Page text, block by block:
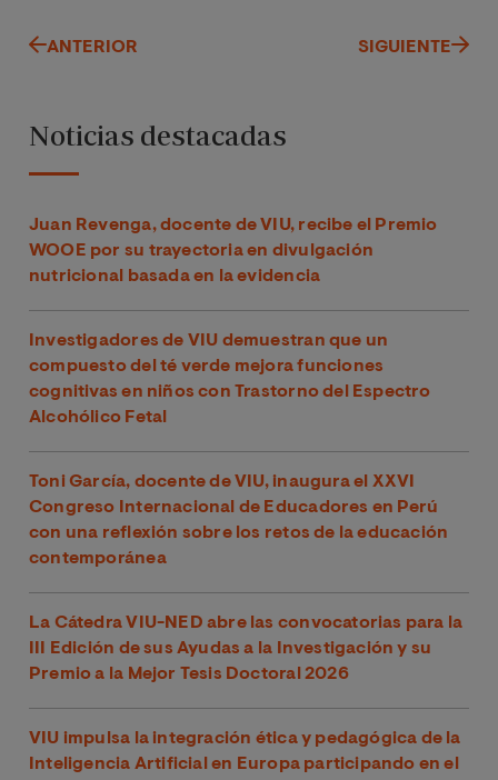
ANTERIOR SIGUIENTE
Noticias destacadas
Juan Revenga, docente de VIU, recibe el Premio
WOOE por su trayectoria en divulgación
nutricional basada en la evidencia
Investigadores de VIU demuestran que un
compuesto del té verde mejora funciones
cognitivas en niños con Trastorno del Espectro
Alcohólico Fetal
Toni García, docente de VIU, inaugura el XXVI
Congreso Internacional de Educadores en Perú
con una reflexión sobre los retos de la educación
contemporánea
La Cátedra VIU-NED abre las convocatorias para la
III Edición de sus Ayudas a la Investigación y su
Premio a la Mejor Tesis Doctoral 2026
VIU impulsa la integración ética y pedagógica de la
Inteligencia Artificial en Europa participando en el